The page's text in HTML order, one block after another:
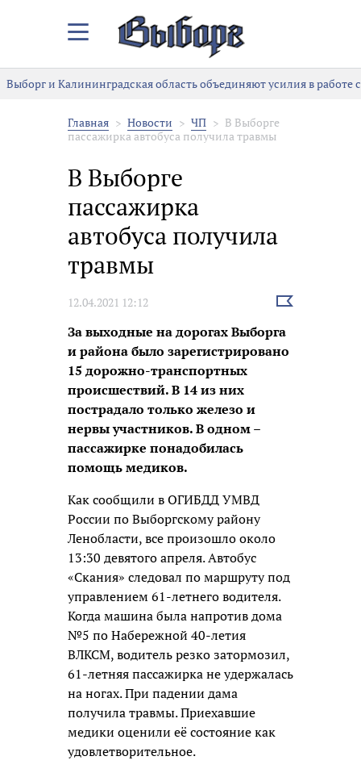
Закрыть/
меню
Выборг и Калининградская область объединяют усилия в работе
Главная Новости ЧП
В Выборге
пассажирка автобуса получила травмы
В Выборге
пассажирка
автобуса получила
травмы
12.04.2021 12:12
Выбрать
За выходные на дорогах Выборга
и района было зарегистрировано
15 дорожно-транспортных
происшествий. В 14 из них
пострадало только железо и
нервы участников. В одном –
пассажирке понадобилась
помощь медиков.
Как сообщили в ОГИБДД УМВД
России по Выборгскому району
Ленобласти, все произошло около
13:30 девятого апреля. Автобус
«Скания» следовал по маршруту под
управлением 61-летнего водителя.
Когда машина была напротив дома
№5 по Набережной 40-летия
ВЛКСМ, водитель резко затормозил,
61-летняя пассажирка не удержалась
на ногах. При падении дама
получила травмы. Приехавшие
медики оценили её состояние как
удовлетворительное.